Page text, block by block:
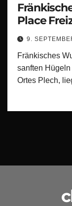
Place
9.
Fränkisches
sanften
Ortes Plech,